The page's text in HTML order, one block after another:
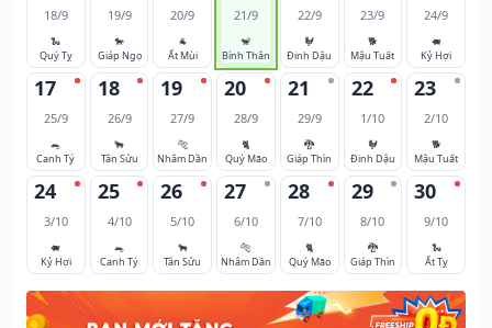
18/9
🐍
Quý Tỵ
19/9
🐎
Giáp Ngọ
20/9
🐐
Ất Mùi
21/9
🐒
Bính Thân
22/9
🐓
Đinh Dậu
23/9
🐕
Mậu Tuất
24/9
🐖
Kỷ Hợi
17
25/9
🐀
Canh Tý
18
26/9
🐂
Tân Sửu
19
27/9
🐅
Nhâm Dần
20
28/9
🐈
Quý Mão
21
29/9
🐉
Giáp Thìn
22
1/10
🐓
Đinh Dậu
23
2/10
🐕
Mậu Tuất
24
3/10
🐖
Kỷ Hợi
25
4/10
🐀
Canh Tý
26
5/10
🐂
Tân Sửu
27
6/10
🐅
Nhâm Dần
28
7/10
🐈
Quý Mão
29
8/10
🐉
Giáp Thìn
30
9/10
🐍
Ất Tỵ